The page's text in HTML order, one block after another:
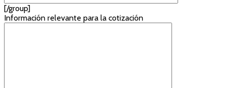
[/group]
Información relevante para la cotización